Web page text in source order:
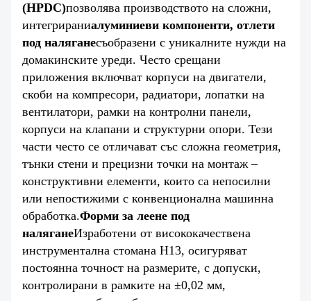
(HPDC)позволява производството на сложни,
интегрираниалуминиеви компоненти, отлети
под наляганесъобразени с уникалните нужди на
домакинските уреди. Често срещани
приложения включват корпуси на двигатели,
скоби на компресори, радиатори, лопатки на
вентилатори, рамки на контролни панели,
корпуси на клапани и структурни опори. Тези
части често се отличават със сложна геометрия,
тънки стени и прецизни точки на монтаж –
конструктивни елементи, които са непосилни
или непостижими с конвенционална машинна
обработка.Форми за леене под
наляганеИзработени от висококачествена
инструментална стомана H13, осигуряват
постоянна точност на размерите, с допуски,
контролирани в рамките на ±0,02 мм,